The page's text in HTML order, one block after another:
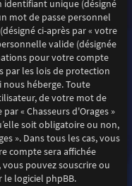
unique (désigné
mot de passe personnel
ci-après par « votre
valide (désignée
pour votre compte
par les lois de protection
héberge. Toute
de votre mot de
« Chasseurs d'Orages »
soit obligatoire ou non,
». Dans tous les cas, vous
compte sera affichée
pouvez souscrire ou
le logiciel phpBB.